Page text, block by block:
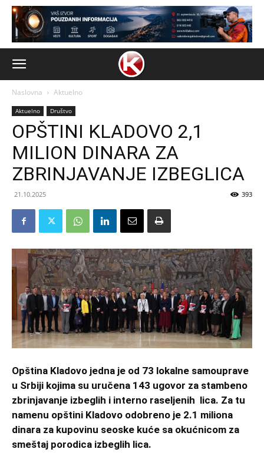
Naslovna Aktuelno
Aktuelno Društvo
OPŠTINI KLADOVO 2,1
MILION DINARA ZA
ZBRINJAVANJE IZBEGLICA
21.10.2025 393
Opština Kladovo jedna je od 73 lokalne samouprave
u Srbiji kojima su uručena 143 ugovor za stambeno
zbrinjavanje izbeglih i interno raseljenih lica. Za tu
namenu opštini Kladovo odobreno je 2.1 miliona
dinara za kupovinu seoske kuće sa okućnicom za
smeštaj porodica izbeglih lica.